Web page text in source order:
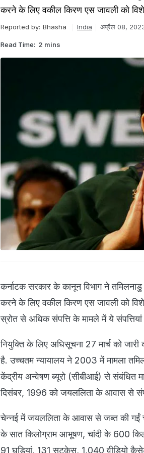
करने के लिए वकील किरण एस जावली को
Reported by: Bhasha India अप्रैल 08,
Read Time: 2 mins
कर्नाटक सरकार के कानून विभाग ने
करने के लिए वकील किरण एस जावली को
स्रोत से अधिक संपत्ति के मामले में ये
नियुक्ति के लिए अधिसूचना 27 मार्च को
है. उच्चतम न्यायालय ने 2003 में मामला
केंद्रीय अन्वेषण ब्यूरो (सीबीआई) से संबंधित
दिसंबर, 1996 को जयललिता के आवास से
चेन्नई में जयललिता के आवास से जब्त की गईं
के सात किलोग्राम आभूषण, चांदी के 600
91 घड़ियां, 131 सूटकेस, 1,040 वीडियो